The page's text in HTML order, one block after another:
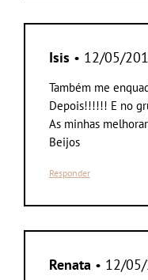
Isis • 12/05/
Também me
Depois!!!!!! E no
As minhas
Beijos
Responder
Renata • 12/